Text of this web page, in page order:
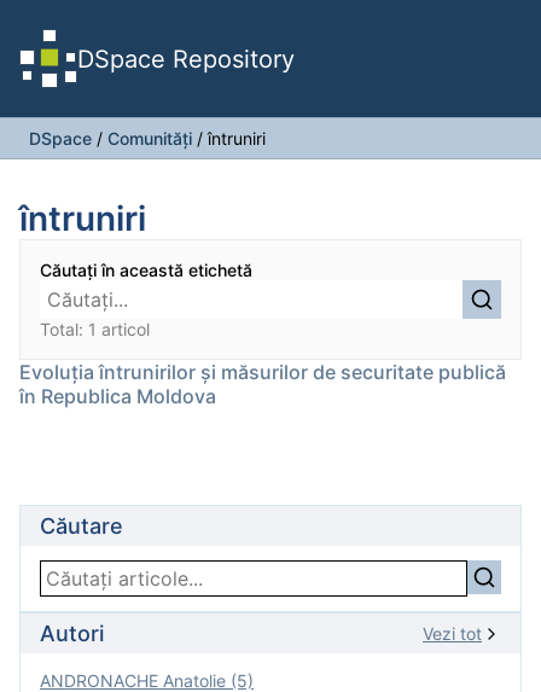
DSpace Repository
DSpace / Comunități /întruniri
întruniri
Căutați în această etichetă
Total: 1 articol
Evoluția întrunirilor și măsurilor de securitate publică
în Republica Moldova
Căutare
Autori Vezi tot
ANDRONACHE Anatolie (5)